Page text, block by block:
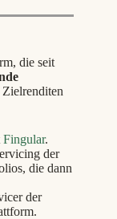
die seit
Fingular.
der
die dann
der